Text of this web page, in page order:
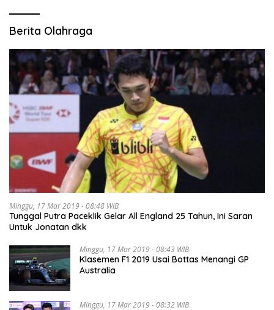
Berita Olahraga
Minggu, 17 Mar 2019 - 08:48 WIB
Tunggal Putra Paceklik Gelar All England 25 Tahun, Ini Saran
Untuk Jonatan dkk
Minggu, 17 Mar 2019 - 08:43 WIB
Klasemen F1 2019 Usai Bottas Menangi GP
Australia
Minggu, 17 Mar 2019 - 08:32 WIB